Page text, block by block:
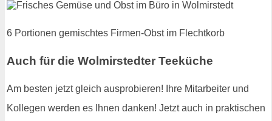
6 Portionen gemischtes Firmen-Obst im Flechtkorb
Auch für die Wolmirstedter Teeküche
Am besten jetzt gleich ausprobieren! Ihre Mitarbeiter und
Kollegen werden es Ihnen danken! Jetzt auch in praktischen